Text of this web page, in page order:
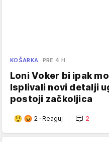
KOŠARKA PRE 4 H
Loni Voker bi ipak
Isplivali novi detalji
postoji začkoljica
2 · Reaguj 2